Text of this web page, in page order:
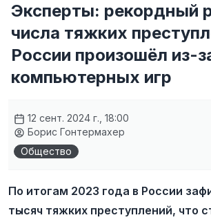
Эксперты: рекордный
числа тяжких
России произошёл из-
компьютерных игр
12 сент. 2024 г., 18:00
Борис Гонтермахер
Общество
По итогам 2023 года в России
тысяч тяжких преступлений, что